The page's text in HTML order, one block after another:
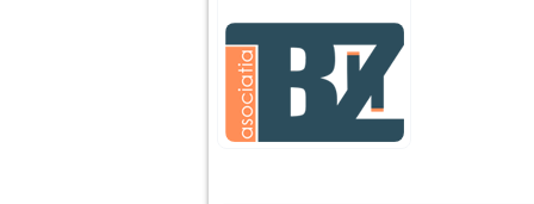
agresiva, orice
greseala era taxata cu
o palma sau pedepse.
De 4 ani am o relatie
serioasa cu un barbat